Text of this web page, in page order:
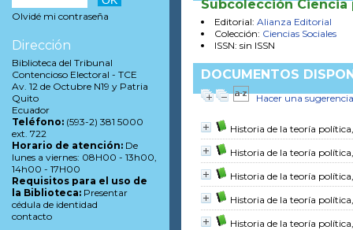
Subcolección Ciencia
Editorial: Alianza Editorial
Colección: Ciencias Sociales
ISSN: sin ISSN
DOCUMENTOS
Hacer una sugerencia
Historia de la teoría política,
Historia de la teoría
Historia de la teoría
Historia de la teoría
Historia de la teoría
Olvidé mi contraseña
Dirección
Biblioteca del Tribunal
Contencioso Electoral - TCE
Av. 12 de Octubre N19 y Patria
Quito
Ecuador
Teléfono: (593-2) 381 5000
ext. 722
Horario de atención: De
lunes a viernes: 08H00 - 13h00,
14h00 - 17H00
Requisitos para el uso de
la Biblioteca: Presentar
cédula de identidad
contacto